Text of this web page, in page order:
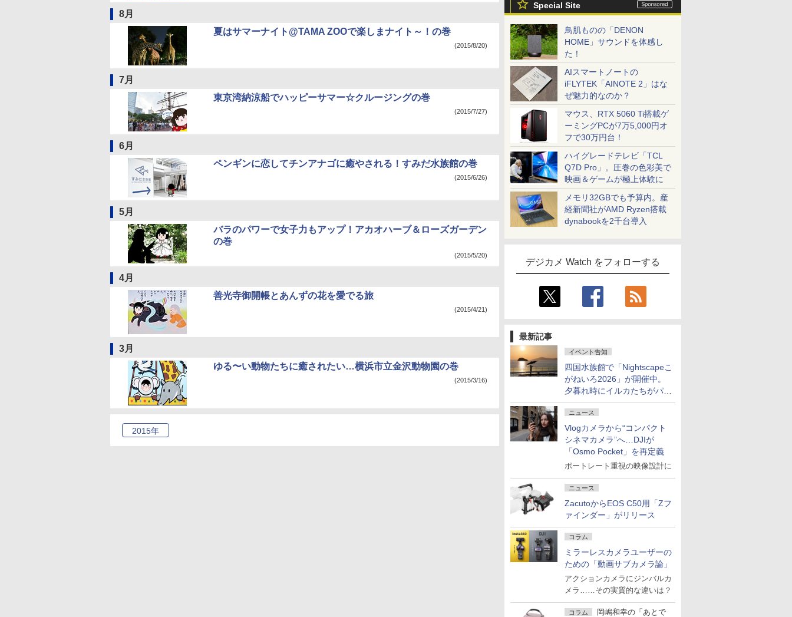
Special Site
鳥肌ものの「DENON
HOME」サウンドを体感し
た！
AIスマートノートの
iFLYTEK「AINOTE 2」はな
ぜ魅力的なのか？
マウス、RTX 5060 Ti搭載ゲ
ーミングPCが7万5,000円オ
フで30万円台！
ハイグレードテレビ「TCL
Q7D Pro」。圧巻の色彩美で
映画＆ゲームが極上体験に
メモリ32GBでも予算内。産
経新聞社がAMD Ryzen搭載
dynabookを2千台導入
デジカメ Watch をフォローする
最新記事
イベント告知
四国水族館で「Nightscapeこ
がねいろ2026」が開催中。
夕暮れ時にイルカたちがパフ
ォーマンスを繰り広げる
ニュース
Vlogカメラから“コンパクト
シネマカメラ”へ…DJIが
「Osmo Pocket」を再定義
ポートレート重視の映像設計に
ニュース
ZacutoからEOS C50用「Zフ
ァインダー」がリリース
コラム
ミラーレスカメラユーザーの
ための「動画サブカメラ論」
アクションカメラにジンバルカ
メラ……その実質的な違いは？
コラム
岡嶋和幸の「あとで
8月
夏はサマーナイト@TAMA ZOOで楽しまナイト～！の巻
(2015/8/20)
7月
東京湾納涼船でハッピーサマー☆クルージングの巻
(2015/7/27)
6月
ペンギンに恋してチンアナゴに癒やされる！すみだ水族館の巻
(2015/6/26)
5月
バラのパワーで女子力もアップ！アカオハーブ＆ローズガーデン
の巻
(2015/5/20)
4月
善光寺御開帳とあんずの花を愛でる旅
(2015/4/21)
3月
ゆる〜い動物たちに癒されたい…横浜市立金沢動物園の巻
(2015/3/16)
2015年